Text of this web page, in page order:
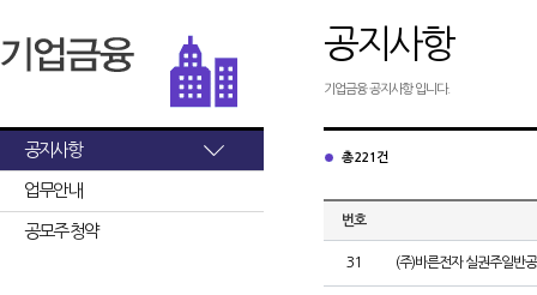
공지사항
업무안내
공모주 청약
공지사항
기업금융 공지사항 입니다.
총 221건
번호
31 (주)바른전자 실권주일반